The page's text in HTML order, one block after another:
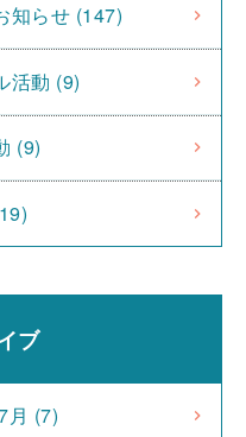
知らせ (147)
活動 (9)
(9)
ブ
月 (7)